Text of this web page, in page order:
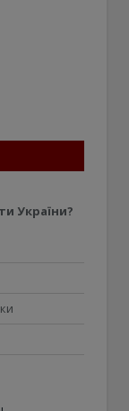
України?